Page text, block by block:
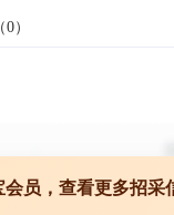
（0）
会员，查看更多招采